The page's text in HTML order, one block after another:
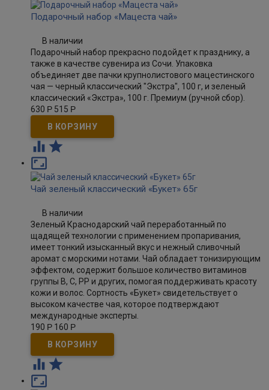
Подарочный набор «Мацеста чай»
В наличии
Подарочный набор прекрасно подойдет к празднику, а
также в качестве сувенира из Сочи. Упаковка
объединяет две пачки крупнолистового мацестинского
чая — черный классический "Экстра", 100 г, и зеленый
классический «Экстра», 100 г. Премиум (ручной сбор).​
630 Р 515 Р
 

Чай зеленый классический «Букет» 65г
В наличии
Зеленый Краснодарский чай переработанный по
щадящей технологии с применением пропаривания,
имеет тонкий изысканный вкус и нежный сливочный
аромат с морскими нотами. Чай обладает тонизирующим
эффектом, содержит большое количество витаминов
группы В, С, РР и других, помогая поддерживать красоту
кожи и волос. Сортность «Букет» свидетельствует о
высоком качестве чая, которое подтверждают
международные эксперты.
190 Р 160 Р
 
